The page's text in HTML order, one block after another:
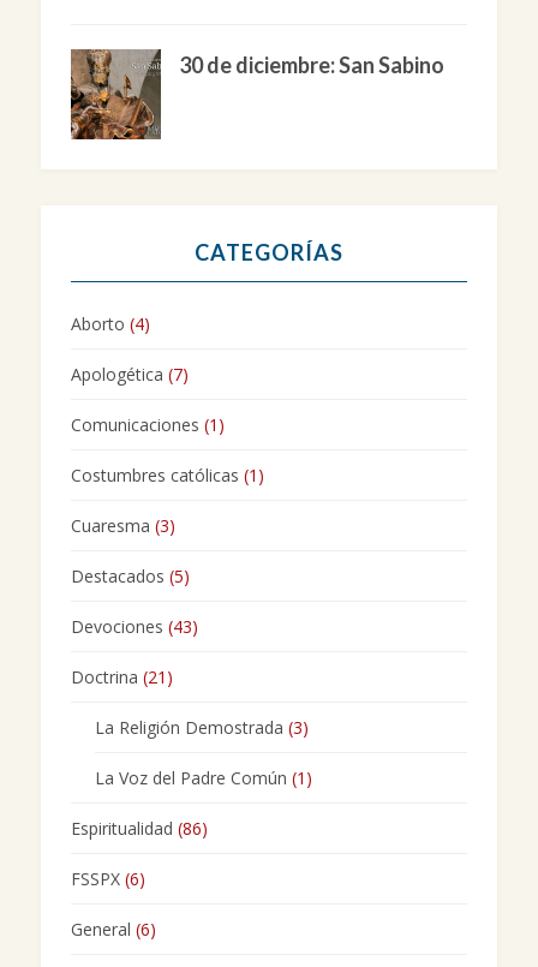
30 de diciembre: San Sabino
CATEGORÍAS
Aborto (4)
Apologética (7)
Comunicaciones (1)
Costumbres católicas (1)
Cuaresma (3)
Destacados (5)
Devociones (43)
Doctrina (21)
La Religión Demostrada (3)
La Voz del Padre Común (1)
Espiritualidad (86)
FSSPX(6)
General (6)